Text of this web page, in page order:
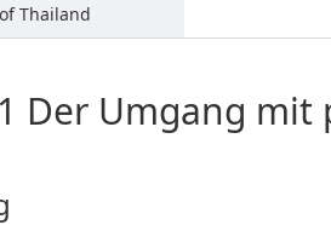
Thailand
Der Umgang mit